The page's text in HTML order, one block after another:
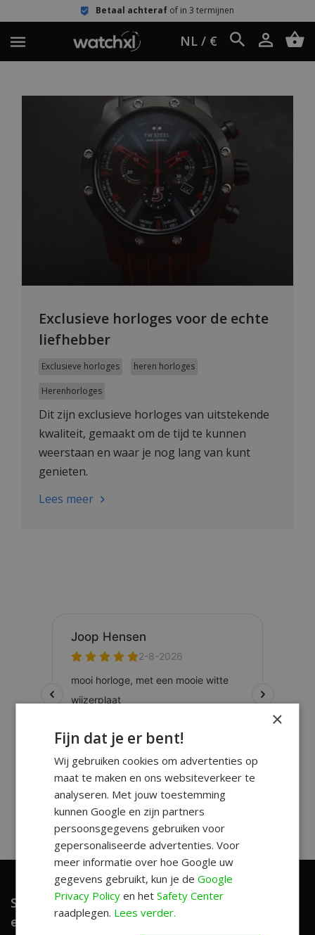
Betaal achteraf of in 3 termijnen
NL / €
Exclusieve horloges voor de echte
liefhebber
Exclusieve horloges heren horloges
Herenhorloges
Dit zijn exclusieve horloges van uitstekende
kwaliteit, gemaakt om de tijd te kunnen
weerstaan en waar je nog lang van kunt
genieten.
Lees meer
Schrijf je in en ontvang unieke aanbiedingen
en leuke tips!
×
Fijn dat je er bent!
Wij gebruiken cookies om advertenties op
maat te maken en ons websiteverkeer te
analyseren. Met jouw toestemming
kunnen Google en zijn partners
persoonsgegevens gebruiken voor
gepersonaliseerde advertenties. Voor
meer informatie over hoe Google uw
gegevens gebruikt, kun je deGoogle
Privacy Policy en hetSafety Center
raadplegen. Lees verder.